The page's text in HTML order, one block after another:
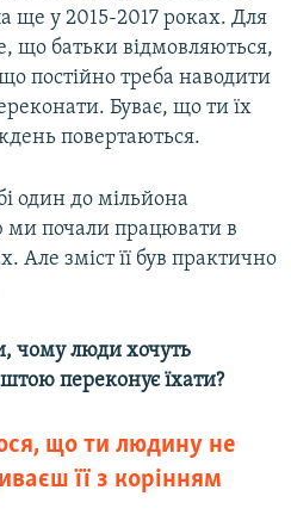
ще у 2015-2017 роках. Для
що батьки відмовляються,
постійно треба наводити
Буває, що ти їх
повертаються.
один до мільйона
ми почали працювати в
Але зміст її був практично
чому люди хочуть
переконує їхати?
що ти людину не
її з корінням